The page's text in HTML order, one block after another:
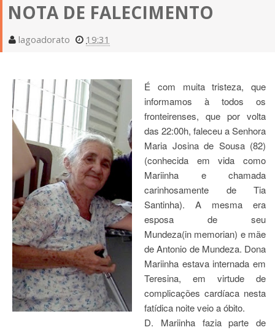
NOTA DE FALECIMENTO
lagoadorato 19:31
É com muita tristeza, que
informamos à todos os
fronteirenses, que por volta
das 22:00h, faleceu a Senhora
Maria Josina de Sousa (82)
(conhecida em vida como
Mariinha e chamada
carinhosamente de Tia
Santinha). A mesma era
esposa de seu
Mundeza(in memorian) e mãe
de Antonio de Mundeza. Dona
Mariinha estava internada em
Teresina, em virtude de
complicações cardíaca nesta
fatídica noite veio a óbito.
D. Mariinha fazia parte de